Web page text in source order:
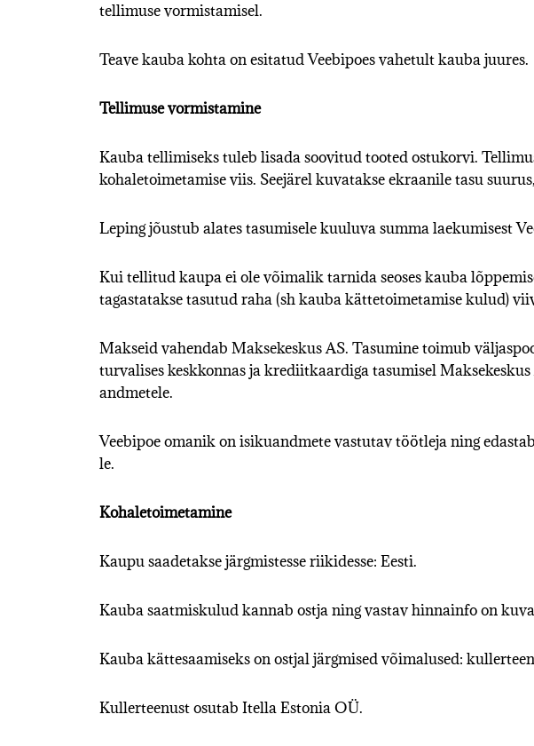
tellimuse vormistamisel.
Teave kauba kohta on esitatud Veebipoes vahetult kauba juures.
Tellimuse vormistamine
Kauba tellimiseks tuleb lisada soovitud tooted ostukorvi.
kohaletoimetamise viis. Seejärel kuvatakse ekraanile tasu
Leping jõustub alates tasumisele kuuluva summa laekumisest
Kui tellitud kaupa ei ole võimalik tarnida seoses kauba
tagastatakse tasutud raha (sh kauba kättetoimetamise kulud)
Makseid vahendab Maksekeskus AS. Tasumine toimub
turvalises keskkonnas ja krediitkaardiga tasumisel
andmetele.
Veebipoe omanik on isikuandmete vastutav töötleja ning
le.
Kohaletoimetamine
Kaupu saadetakse järgmistesse riikidesse: Eesti.
Kauba saatmiskulud kannab ostja ning vastav hinnainfo on
Kauba kättesaamiseks on ostjal järgmised võimalused:
Kullerteenust osutab Itella Estonia OÜ.